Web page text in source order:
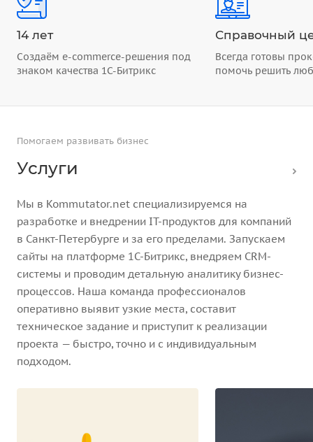
14 лет
Создаём e-commerce-решения под
знаком качества 1С-Битрикс
Справочный
Всегда готовы
помочь решить
Помогаем развивать бизнес
Услуги
Мы в Kommutator.net специализируемся на
разработке и внедрении IT-продуктов для компаний
в Санкт-Петербурге и за его пределами. Запускаем
сайты на платформе 1С-Битрикс, внедряем CRM-
системы и проводим детальную аналитику бизнес-
процессов. Наша команда профессионалов
оперативно выявит узкие места, составит
техническое задание и приступит к реализации
проекта — быстро, точно и с индивидуальным
подходом.